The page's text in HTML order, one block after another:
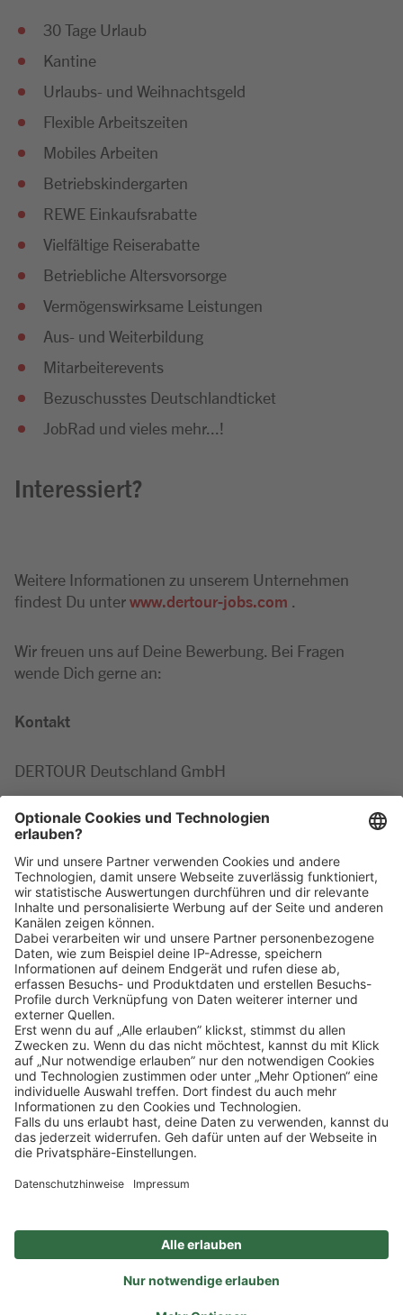
30 Tage Urlaub
Kantine
Urlaubs- und Weihnachtsgeld
Flexible Arbeitszeiten
Mobiles Arbeiten
Betriebskindergarten
REWE Einkaufsrabatte
Vielfältige Reiserabatte
Betriebliche Altersvorsorge
Vermögenswirksame Leistungen
Aus- und Weiterbildung
Mitarbeiterevents
Bezuschusstes Deutschlandticket
JobRad und vieles mehr...!
Interessiert?
Weitere Informationen zu unserem Unternehmen
findest Du unterwww.dertour-jobs.com
Wir freuen uns auf Deine Bewerbung. Bei Fragen
wende Dich gerne an:
Kontakt
DERTOUR Deutschland GmbH
CeciliaHummel
Tel: +49 2203 42679
Klickehier, um alle offenen Jobs zu sehen.
Impressum Datenschutz
Privatsphäre-Einstellungen
FAQ
Veranstaltungen
Sitemap